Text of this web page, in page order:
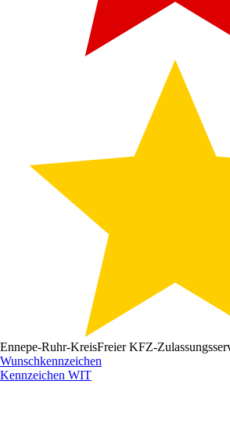
Ennepe-Ruhr-KreisFreier KFZ-
Wunschkennzeichen
Kennzeichen WIT